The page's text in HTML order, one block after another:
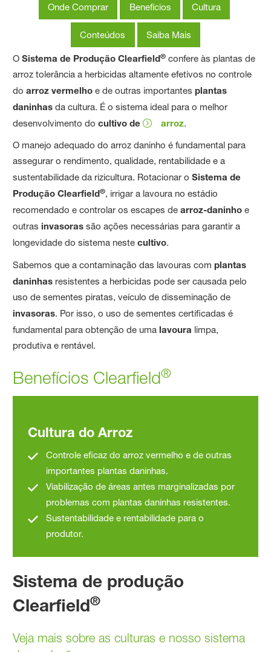
Onde Comprar Benefícios Cultura
Conteúdos Saiba Mais
OSistema de Produção Clearfield® confere às plantas de
arroz tolerância a herbicidas altamente efetivos no controle
doarroz vermelho e de outras importantesplantas
daninhas da cultura. É o sistema ideal para o melhor
desenvolvimento docultivo de arroz.
O manejo adequado do arroz daninho é fundamental para
assegurar o rendimento, qualidade, rentabilidade e a
sustentabilidade da rizicultura. Rotacionar oSistema de
Produção Clearfield®, irrigar a lavoura no estádio
recomendado e controlar os escapes dearroz-daninho e
outrasinvasoras são ações necessárias para garantir a
longevidade do sistema nestecultivo.
Sabemos que a contaminação das lavouras complantas
daninhas resistentes a herbicidas pode ser causada pelo
uso de sementes piratas, veículo de disseminação de
invasoras. Por isso, o uso de sementes certificadas é
fundamental para obtenção de umalavoura limpa,
produtiva e rentável.
Benefícios Clearfield®
Cultura do Arroz
Controle eficaz do arroz vermelho e de outras
importantes plantas daninhas.
Viabilização de áreas antes marginalizadas por
problemas com plantas daninhas resistentes.
Sustentabilidade e rentabilidade para o
produtor.
Sistema de produção
Clearfield®
Veja mais sobre as culturas e nosso sistema